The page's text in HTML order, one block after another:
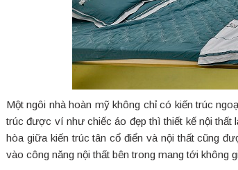
Một ngôi nhà hoàn mỹ không chỉ có kiến trúc
trúc được ví như chiếc áo đẹp thì thiết kế nội thất
hòa giữa kiến trúc tân cổ điển và nội thất cũng
vào công năng nội thất bên trong mang tới không